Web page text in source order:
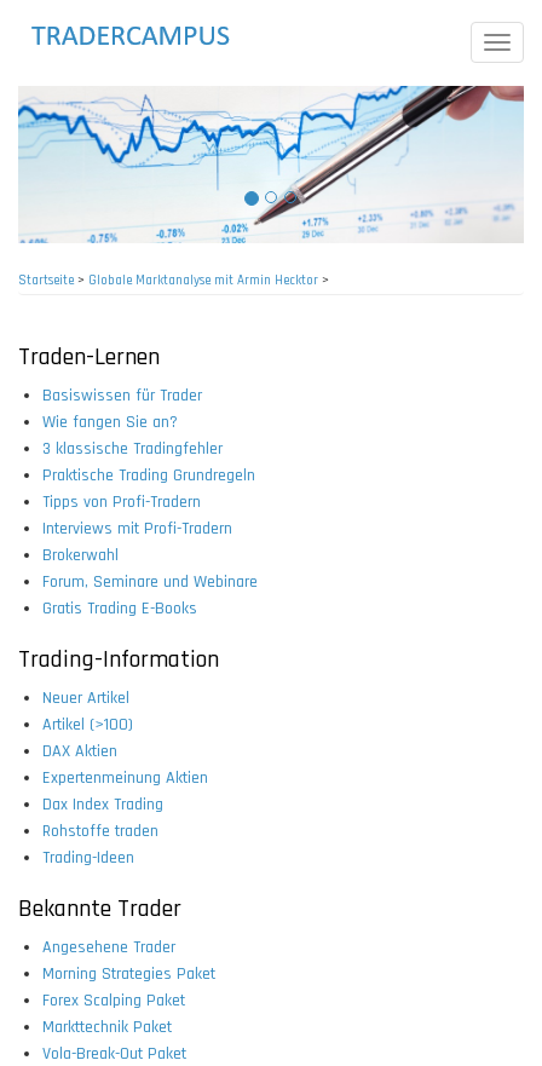
Toggle
Startseite> Globale Marktanalyse mit Armin Hecktor >
Traden-Lernen
Basiswissen für Trader
Wie fangen Sie an?
3 klassische Tradingfehler
Praktische Trading Grundregeln
Tipps von Profi-Tradern
Interviews mit Profi-Tradern
Brokerwahl
Forum, Seminare und Webinare
Gratis Trading E-Books
Trading-Information
Neuer Artikel
Artikel (>100)
DAX Aktien
Expertenmeinung Aktien
Dax Index Trading
Rohstoffe traden
Trading-Ideen
Bekannte Trader
Angesehene Trader
Morning Strategies Paket
Forex Scalping Paket
Markttechnik Paket
Vola-Break-Out Paket